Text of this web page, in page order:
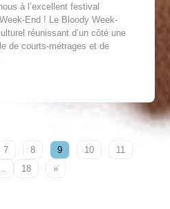
à l’excellent festival
End ! Le Bloody Week-
réunissant d’un côté une
de courts-métrages et de
7 8 9 10
11
18 »